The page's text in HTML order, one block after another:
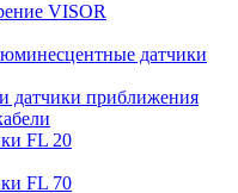
VISOR
датчики
датчики приближения
FL 20
FL 70